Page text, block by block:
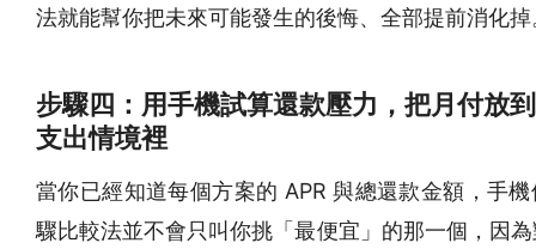
法就能幫你把未來可能發生的後悔、全部提前消化掉
步驟四：用手機試算還款壓力，把月付放
支出情境裡
當你已經知道每個方案的 APR 與總還款金額，手
驟比較法並不會只叫你挑「最便宜」的那一個，因